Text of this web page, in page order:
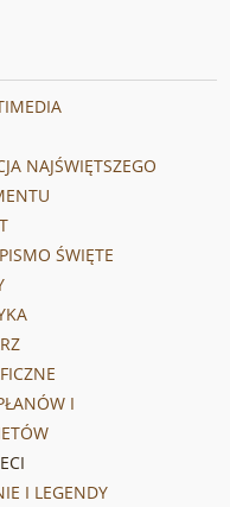
NAJŚWIĘTSZEGO
ŚWIĘTE
I
I LEGENDY